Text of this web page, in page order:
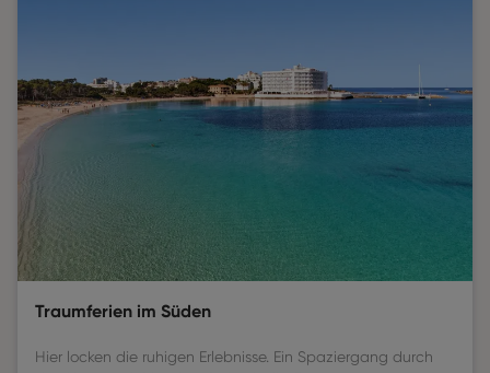
Traumferien im Süden
Hier locken die ruhigen Erlebnisse. Ein Spaziergang durch